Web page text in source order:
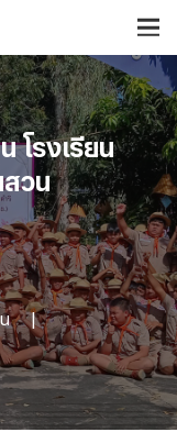
โรงเรียน
สวน
|